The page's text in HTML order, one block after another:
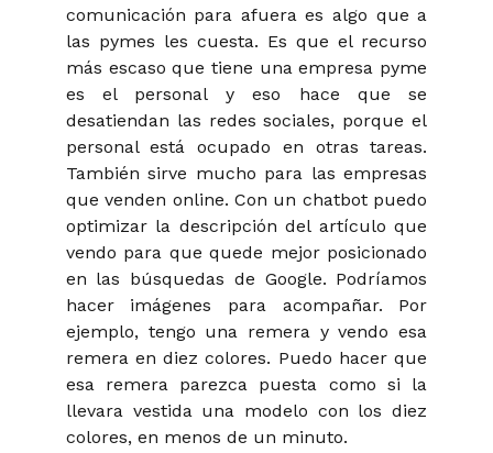
comunicación para afuera es algo que a
las pymes les cuesta. Es que el recurso
más escaso que tiene una empresa pyme
es el personal y eso hace que se
desatiendan las redes sociales, porque el
personal está ocupado en otras tareas.
También sirve mucho para las empresas
que venden online. Con un chatbot puedo
optimizar la descripción del artículo que
vendo para que quede mejor posicionado
en las búsquedas de Google. Podríamos
hacer imágenes para acompañar. Por
ejemplo, tengo una remera y vendo esa
remera en diez colores. Puedo hacer que
esa remera parezca puesta como si la
llevara vestida una modelo con los diez
colores, en menos de un minuto.